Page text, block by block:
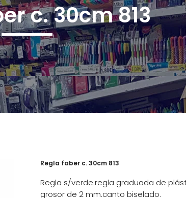
c. 30cm 813
Regla faber c. 30cm 813
Regla s/verde.regla graduada de
grosor de 2 mm.canto biselado.